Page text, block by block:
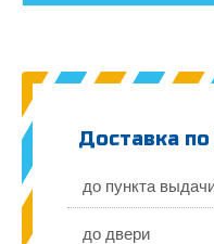
Доставка по
до пункта
до двери